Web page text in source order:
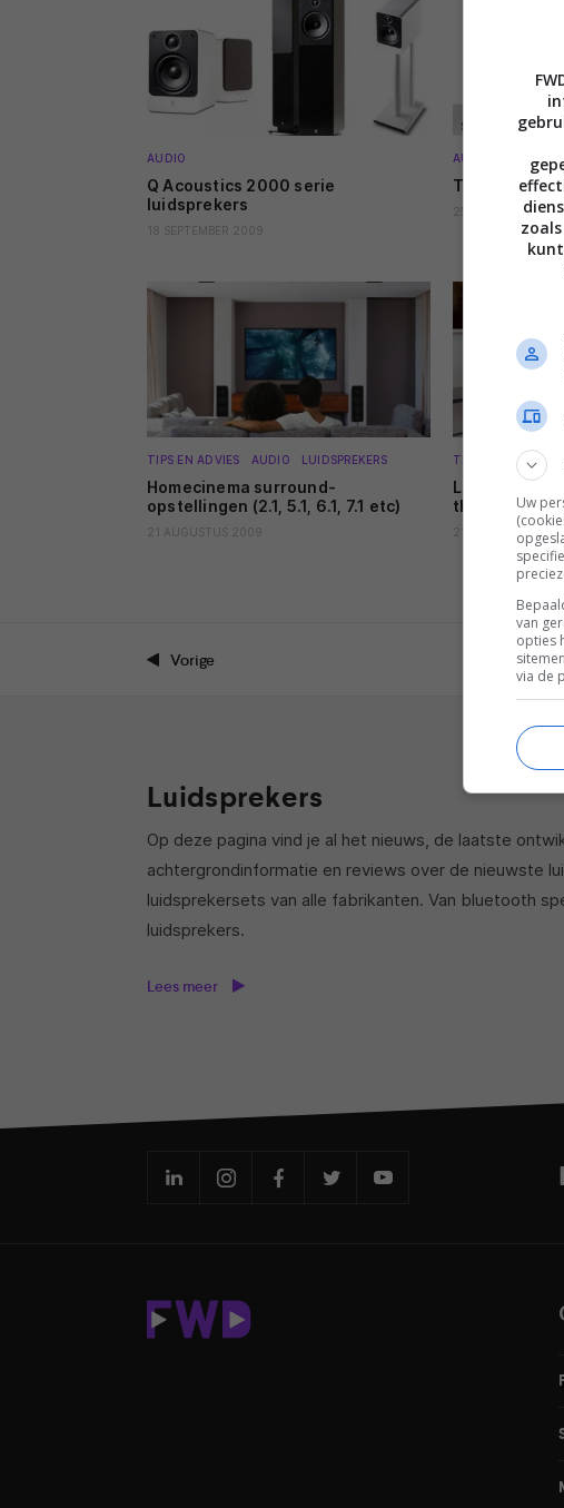
AUDIO
Q Acoustics 2000 serie
luidsprekers
18 SEPTEMBER 2009
AUDIO
Teufel
25 AUGUSTUS
TIPS EN ADVIES AUDIO LUIDSPREKERS
Homecinema surround-
opstellingen (2.1, 5.1, 6.1, 7.1 etc)
21 AUGUSTUS 2009
TIPS EN ADVIES
Luidsprekers
21 AUGUSTUS 2009
Vorige
Luidsprekers
Op deze pagina vind je al het nieuws, de laatste
achtergrondinformatie en reviews over de nieuwste
luidsprekersets van alle fabrikanten. Van bluetooth
luidsprekers.
Lees meer
Uw
van
opties
via de